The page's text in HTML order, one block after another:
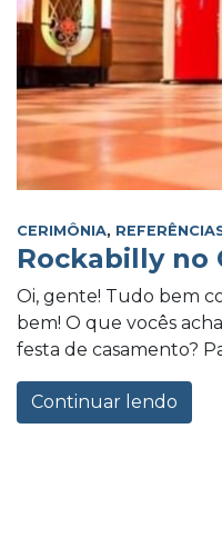
CERIMÔNIA,
Rockabilly no
Oi, gente! Tudo bem
bem! O que vocês
festa de casamento?
Continuar lendo